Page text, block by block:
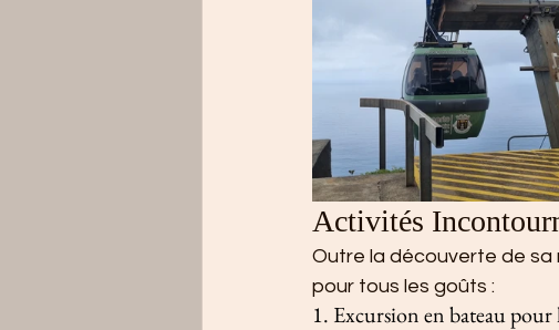
Activités
Outre la découverte de
pour tous les goûts :
1. Excursion en bateau pour